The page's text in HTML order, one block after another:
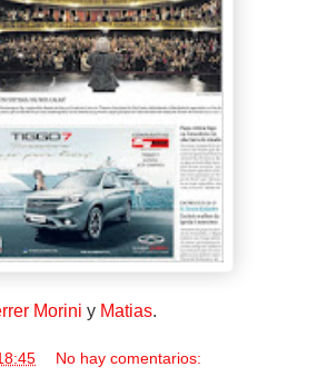
Morini y Matias.
No hay comentarios: